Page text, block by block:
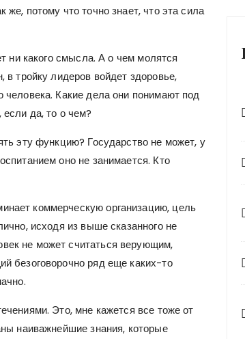
потому что точно знает, что эта сила
ни какого смысла. А о чем молятся
тройку лидеров войдет здоровье,
человека. Какие дела они понимают под
да, то о чем?
эту функцию? Государство не может, у
оно не занимается. Кто
коммерческую организацию, цель
исходя из выше сказанного не
не может считаться верующим,
безоговорочно ряд еще каких-то
Это, мне кажется все тоже от
наиважнейшие знания, которые